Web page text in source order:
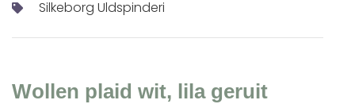
Silkeborg Uldspinderi
Wollen plaid wit, lila geruit